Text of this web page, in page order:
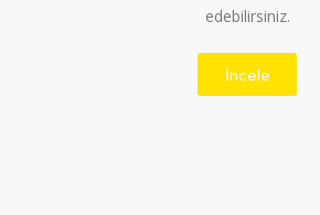
edebilirsiniz.
İncele